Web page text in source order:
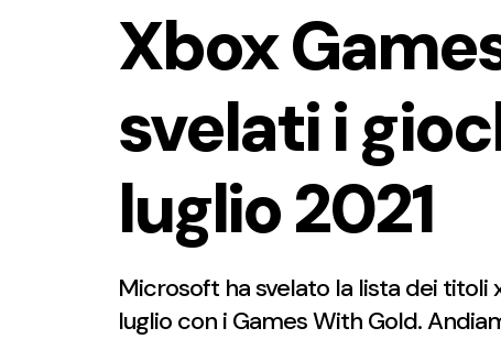
Xbox
svelati i
luglio 2021
Microsoft ha svelato la lista dei titoli
luglio con i Games With Gold.